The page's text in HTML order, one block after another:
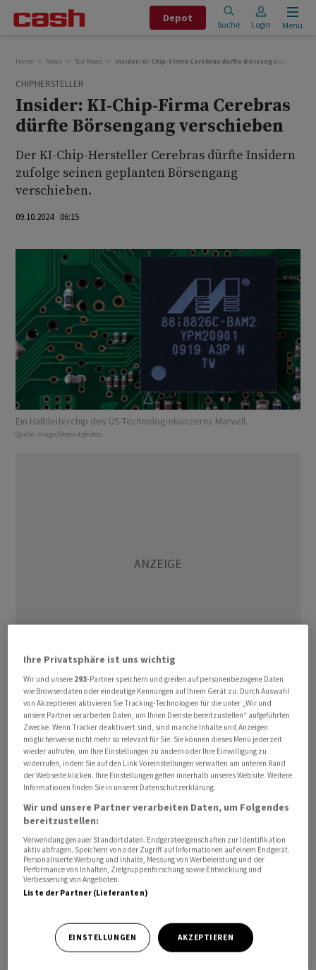
Depot
Suche Login Menu
Home News Top News Insider: KI-Chip-Firma Cerebras dürfte Börsengang
CHIPHERSTELLER
Insider: KI-Chip-Firma Cerebras
dürfte Börsengang verschieben
Der KI-Chip-Hersteller Cerebras dürfte Insidern
zufolge seinen geplanten Börsengang
verschieben.
09.10.2024 06:15
Ein Halbleiterchip des US-Technologiekonzerns Marvell.
Quelle: imago/Depositphotos
Der Nvidia-Konkurrent wird vermutlich die für Anfang
kommende Woche geplante Roadshow absagen, wie die
Nachrichtenagentur Reuters am Dienstag von mit dem
Vorgang vertraute Personen erfuhr. Hintergrund seien
Verzögerungen bei der Bearbeitung des Antrags durch
das Committee on Foreign Investment in the United
States (CFIUS), das ausländische Investitionen mit Blick
auf die nationale Sicherheit überprüft. Zu den
Investoren bei Cerebras gehört das Technologie-
Unternehmen G42 mit Sitz in den Vereinigten
Arabischen Emiraten (VAE). Angaben von Anfang
Oktober zufolge machte G42 als grösster Kunde 83
Stellungnahmen von Cerebras und G42 lagen zunächst
Ihre Privatsphäre ist uns wichtig
Wir und unsere 293-Partner speichern und greifen auf personenbezogene Daten
wie Browserdaten oder eindeutige Kennungen auf Ihrem Gerät zu. Durch Auswahl
von Akzeptieren aktivieren Sie Tracking-Technologien für die unter „Wir und
unsere Partner verarbeiten Daten, um Ihnen Dienste bereitzustellen“ aufgeführten
Zwecke. Wenn Tracker deaktiviert sind, sind manche Inhalte und Anzeigen
möglicherweise nicht mehr so relevant für Sie. Sie können dieses Menü jederzeit
wieder aufrufen, um Ihre Einstellungen zu ändern oder Ihre Einwilligung zu
widerrufen, indem Sie auf den Link Voreinstellungen verwalten am unteren Rand
der Webseite klicken. Ihre Einstellungen gelten innerhalb unseres Website. Weitere
Informationen finden Sie in unserer Datenschutzerklärung.
Wir und unsere Partner verarbeiten Daten, um Folgendes
bereitzustellen:
Verwendung genauer Standortdaten. Endgeräteeigenschaften zur Identifikation
aktiv abfragen. Speichern von oder Zugriff auf Informationen auf einem Endgerät.
Personalisierte Werbung und Inhalte, Messung von Werbeleistung und der
Performance von Inhalten, Zielgruppenforschung sowie Entwicklung und
Verbesserung von Angeboten.
Liste der Partner (Lieferanten)
EINSTELLUNGEN AKZEPTIEREN